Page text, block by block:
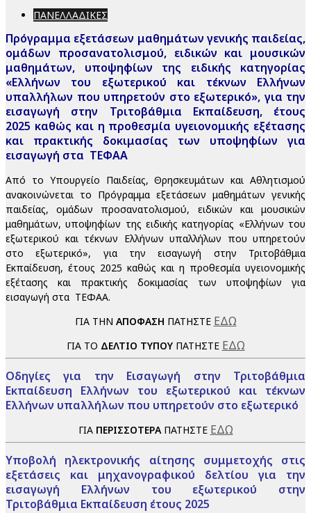
ΠΑΝΕΛΛΑΔΙΚΕΣ
Πρόγραμμα εξετάσεων μαθημάτων γενικής παιδείας,
ομάδων προσανατολισμού, ειδικών και μουσικών
μαθημάτων, υποψηφίων της ειδικής κατηγορίας
«Ελλήνων του εξωτερικού και τέκνων Ελλήνων
υπαλλήλων που υπηρετούν στο εξωτερικό», για την
εισαγωγή στην Τριτοβάθμια Εκπαίδευση, έτους
2025 καθώς και η προθεσμία υγειονομικής εξέτασης
και πρακτικής δοκιμασίας των υποψηφίων για
εισαγωγή στα ΤΕΦΑΑ
Από το Υπουργείο Παιδείας, Θρησκευμάτων και Αθλητισμού
ανακοινώνεται το Πρόγραμμα εξετάσεων μαθημάτων γενικής
παιδείας, ομάδων προσανατολισμού, ειδικών και μουσικών
μαθημάτων, υποψηφίων της ειδικής κατηγορίας «Ελλήνων του
εξωτερικού και τέκνων Ελλήνων υπαλλήλων που υπηρετούν
στο εξωτερικό», για την εισαγωγή στην Τριτοβάθμια
Εκπαίδευση, έτους 2025 καθώς και η προθεσμία υγειονομικής
εξέτασης και πρακτικής δοκιμασίας των υποψηφίων για
εισαγωγή στα ΤΕΦΑΑ.
ΓΙΑ ΤΗΝ ΑΠΟΦΑΣΗ ΠΑΤΗΣΤΕ ΕΔΩ
ΓΙΑ ΤΟ ΔΕΛΤΙΟ ΤΥΠΟΥΠΑΤΗΣΤΕ ΕΔΩ
Οδηγίες για την Εισαγωγή στην Τριτοβάθμια
Εκπαίδευση Ελλήνων του εξωτερικού και τέκνων
Ελλήνων υπαλλήλων που υπηρετούν στο εξωτερικό
ΓΙΑ ΠΕΡΙΣΣΟΤΕΡΑΠΑΤΗΣΤΕ ΕΔΩ
Υποβολή ηλεκτρονικής αίτησης συμμετοχής στις
εξετάσεις και μηχανογραφικού δελτίου για την
εισαγωγή Ελλήνων του εξωτερικού στην
Τριτοβάθμια Εκπαίδευση έτους 2025